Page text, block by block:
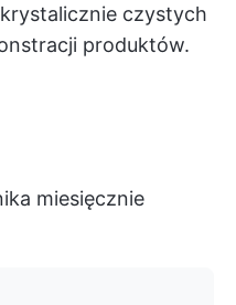
czystych
produktów.
miesięcznie